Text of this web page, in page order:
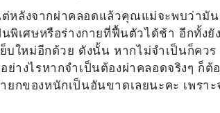
หลังจากผ่าคลอดแล้วคุณแม่จะพบว่ามัน
พิเศษหรือร่างกายที่ฟื้นตัวได้ช้า อีกทั้งยัง
บใหม่อีกด้วย ดังนั้น หากไม่จำเป็นก็ควร
างไรหากจำเป็นต้องผ่าคลอดจริงๆ ก็ต้
กของหนักเป็นอันขาดเลยนะคะ เพราะ